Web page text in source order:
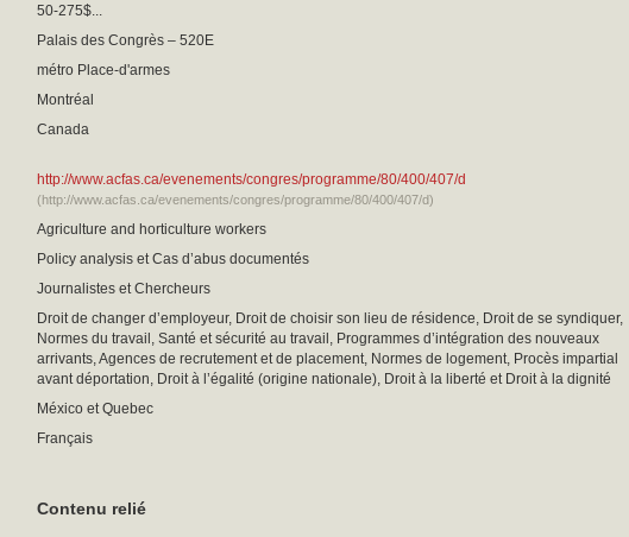
50-275$...
Palais des Congrès – 520E
métro Place-d'armes
Montréal
Canada
http://www.acfas.ca/evenements/congres/programme/80/400/407/d
(http://www.acfas.ca/evenements/congres/programme/80/400/407/d)
Agriculture and horticulture workers
Policy analysis et Cas d’abus documentés
Journalistes et Chercheurs
Droit de changer d’employeur, Droit de choisir son lieu de résidence, Droit de se syndiquer,
Normes du travail, Santé et sécurité au travail, Programmes d’intégration des nouveaux
arrivants, Agences de recrutement et de placement, Normes de logement, Procès impartial
avant déportation, Droit à l’égalité (origine nationale), Droit à la liberté et Droit à la dignité
México et Quebec
Français
Contenu relié